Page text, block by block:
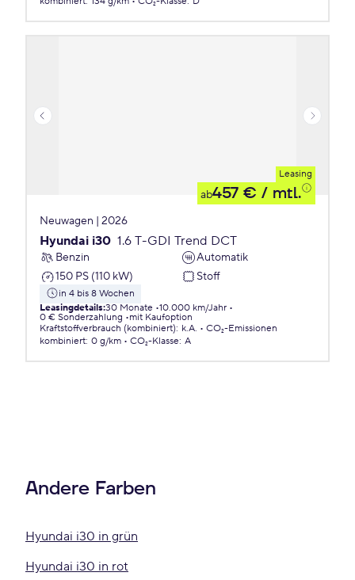
Leasing
ab457 € / mtl.
Neuwagen | 2026
Hyundai i30 1.6 T-GDI Trend DCT
Benzin
Automatik
150 PS (110 kW)
Stoff
in 4 bis 8 Wochen
Leasingdetails:30 Monate 10.000 km/Jahr
0 € Sonderzahlung
mit Kaufoption
Kraftstoffverbrauch (kombiniert): k.A.
CO₂-Emissionen
kombiniert: 0 g/km CO₂-Klasse: A
Andere Farben
Hyundai i30 in grün
Hyundai i30 in rot